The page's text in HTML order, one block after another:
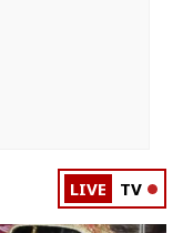
LIVE TV